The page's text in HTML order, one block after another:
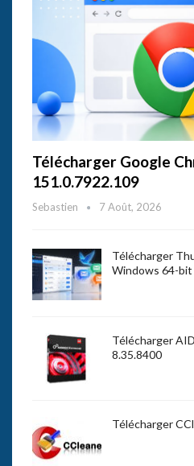
Télécharger Google
151.0.7922.109
Sebastien 7 Août, 2026
Télécharger
Windows 64-bit
Télécharger
8.35.8400
Télécharger